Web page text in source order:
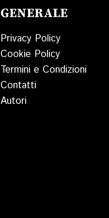
GENERALE
Privacy Policy
Cookie Policy
Termini e Condizioni
Contatti
Autori